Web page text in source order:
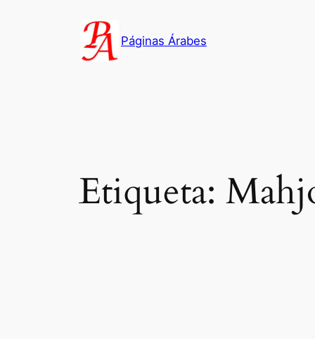
Páginas Árabes
Etiqueta: